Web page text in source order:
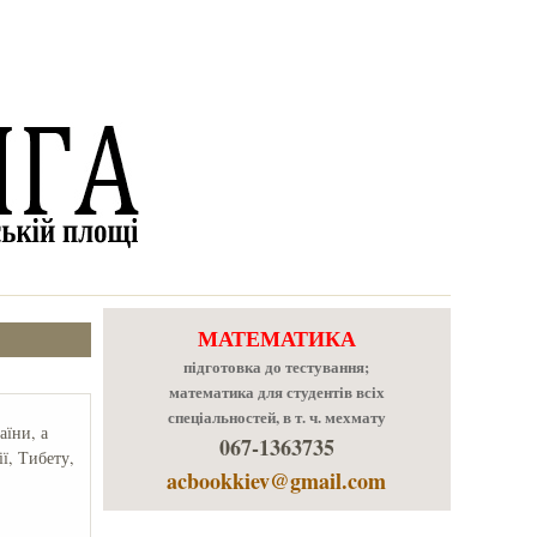
а
Тибету,
МАТЕМАТИКА
підготовка до тестування;
математика для студентів всіх
спеціальностей, в т. ч. мехмату
067-1363735
acbookkiev@gmail.com